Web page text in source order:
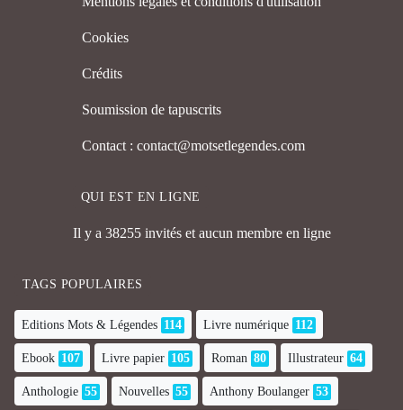
Cookies
Crédits
Soumission de tapuscrits
Contact : contact@motsetlegendes.com
QUI EST EN LIGNE
Il y a 38255 invités et aucun membre en ligne
TAGS POPULAIRES
Editions Mots & Légendes 114 Livre numérique 112
Ebook 107 Livre papier 105 Roman 80 Illustrateur 64
Anthologie 55 Nouvelles 55 Anthony Boulanger 53